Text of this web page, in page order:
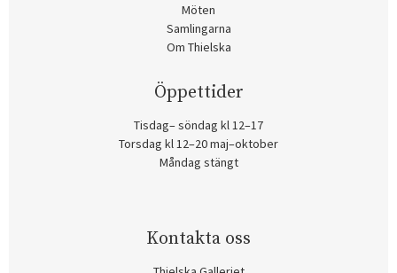
Möten
Samlingarna
Om Thielska
Öppettider
Tisdag– söndag kl 12–17
Torsdag kl 12–20 maj–oktober
Måndag stängt
Kontakta oss